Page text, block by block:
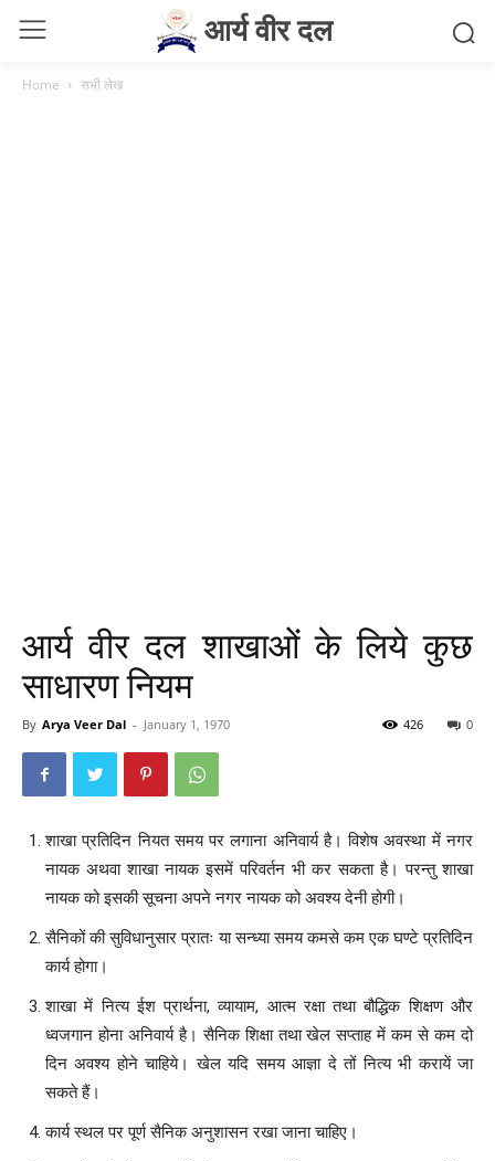
आर्य वीर दल
Home सभी लेख
आर्य वीर दल शाखाओं के लिये कुछ
साधारण नियम
By Arya Veer Dal - January 1, 1970 0
426
शाखा प्रतिदिन नियत समय पर लगाना अनिवार्य है। विशेष अवस्था में नगर
नायक अथवा शाखा नायक इसमें परिवर्तन भी कर सकता है। परन्तु शाखा
नायक को इसकी सूचना अपने नगर नायक को अवश्य देनी होगी।
सैनिकों की सुविधानुसार प्रातः या सन्ध्या समय कमसे कम एक घण्टे प्रतिदिन
कार्य होगा।
शाखा में नित्य ईश प्रार्थना, व्यायाम, आत्म रक्षा तथा बौद्धिक शिक्षण और
ध्वजगान होना अनिवार्य है। सैनिक शिक्षा तथा खेल सप्ताह में कम से कम दो
दिन अवश्य होने चाहिये। खेल यदि समय आज्ञा दे तों नित्य भी करायें जा
सकते हैं।
कार्य स्थल पर पूर्ण सैनिक अनुशासन रखा जाना चाहिए।